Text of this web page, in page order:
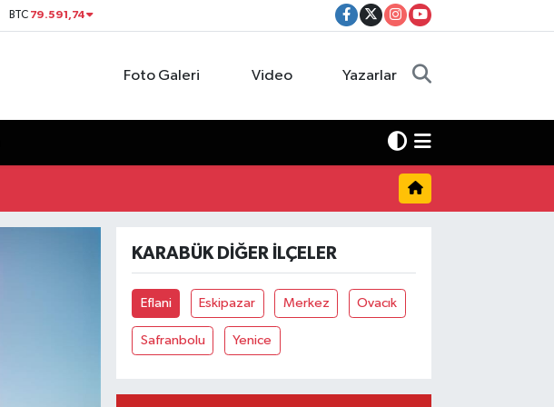
BTC 79.591,74
Foto Galeri Video Yazarlar
KARABÜK DIĞER İLÇELER
Eflani Eskipazar Merkez Ovacık
Safranbolu Yenice